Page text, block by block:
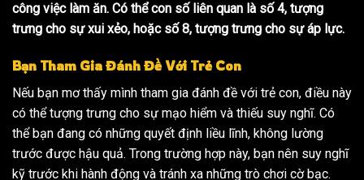
công việc làm ăn. Có thể con số liên quan là số 4, tượng
trưng cho sự xui xẻo, hoặc số 8, tượng trưng cho sự áp lực.
Bạn Tham Gia Đánh Đề Với Trẻ Con
Nếu bạn mơ thấy mình tham gia đánh đề với trẻ con, điều này
có thể tượng trưng cho sự mạo hiểm và thiếu suy nghĩ. Có
thể bạn đang có những quyết định liều lĩnh, không lường
trước được hậu quả. Trong trường hợp này, bạn nên suy nghĩ
kỹ trước khi hành động và tránh xa những trò chơi cờ bạc.